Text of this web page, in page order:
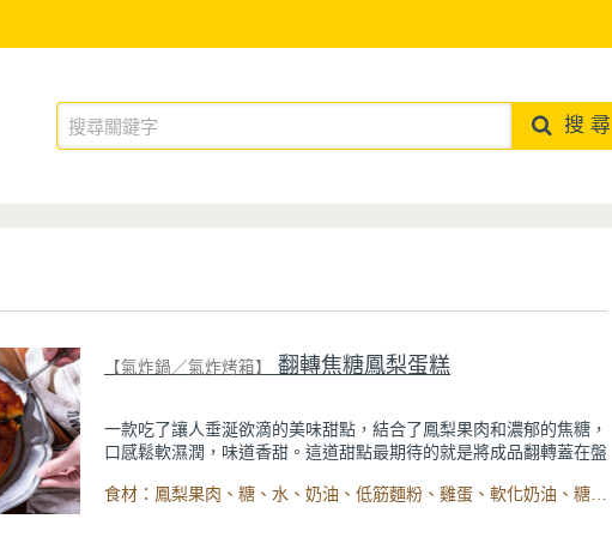
搜 尋
【氣炸鍋／氣炸烤箱】 翻轉焦糖鳳梨蛋糕
一款吃了讓人垂涎欲滴的美味甜點，結合了鳳梨果肉和濃郁的焦糖，
口感鬆軟濕潤，味道香甜。這道甜點最期待的就是將成品翻轉蓋在盤
的家人和朋友驚艷不已。